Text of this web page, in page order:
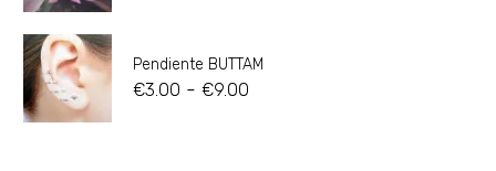
Pendiente BUTTAM
€3.00 - €9.00